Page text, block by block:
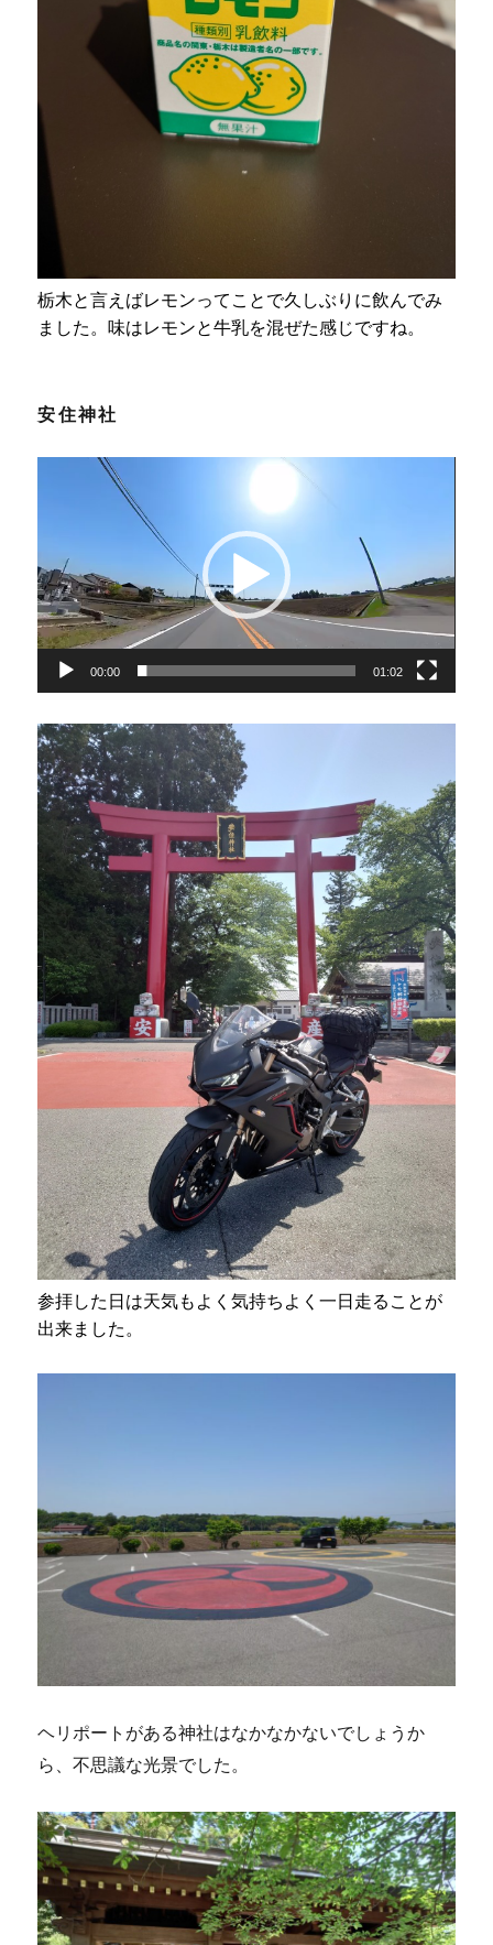
栃木と言えばレモンってことで久しぶりに飲んでみ
ました。味はレモンと牛乳を混ぜた感じですね。
安住神社
レ
ー
ヤ
00:00 01:02
参拝した日は天気もよく気持ちよく一日走ることが
出来ました。
ヘリポートがある神社はなかなかないでしょうか
ら、不思議な光景でした。